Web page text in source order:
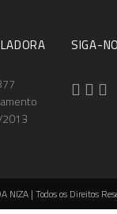
SIGA-
NIZA | Todos os Direitos